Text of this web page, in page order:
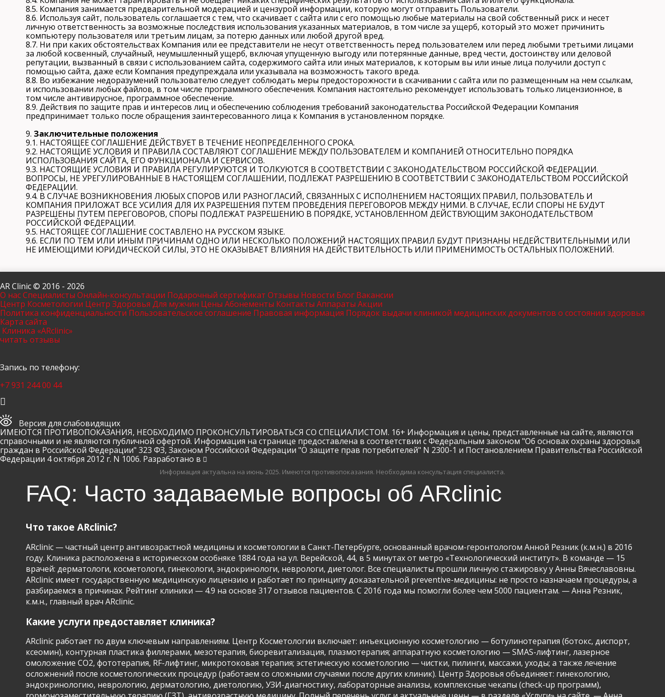
8.5. Компания занимается предварительной модерацией и цензурой информации, которую могут отправить Пользователи.
8.6. Используя сайт, пользователь соглашается с тем, что скачивает с сайта или с его помощью любые материалы на свой собственный риск и несет
личную ответственность за возможные последствия использования указанных материалов, в том числе за ущерб, который это может причинить
компьютеру пользователя или третьим лицам, за потерю данных или любой другой вред.
8.7. Ни при каких обстоятельствах Компания или ее представители не несут ответственность перед пользователем или перед любыми третьими лицами
за любой косвенный, случайный, неумышленный ущерб, включая упущенную выгоду или потерянные данные, вред чести, достоинству или деловой
репутации, вызванный в связи с использованием сайта, содержимого сайта или иных материалов, к которым вы или иные лица получили доступ с
помощью сайта, даже если Компания предупреждала или указывала на возможность такого вреда.
8.8. Во избежание недоразумений пользователю следует соблюдать меры предосторожности в скачивании с сайта или по размещенным на нем ссылкам,
и использовании любых файлов, в том числе программного обеспечения. Компания настоятельно рекомендует использовать только лицензионное, в
том числе антивирусное, программное обеспечение.
8.9. Действия по защите прав и интересов лиц и обеспечению соблюдения требований законодательства Российской Федерации Компания
предпринимает только после обращения заинтересованного лица к Компания в установленном порядке.
9. Заключительные положения
9.1. НАСТОЯЩЕЕ СОГЛАШЕНИЕ ДЕЙСТВУЕТ В ТЕЧЕНИЕ НЕОПРЕДЕЛЕННОГО СРОКА.
9.2. НАСТОЯЩИЕ УСЛОВИЯ И ПРАВИЛА СОСТАВЛЯЮТ СОГЛАШЕНИЕ МЕЖДУ ПОЛЬЗОВАТЕЛЕМ И КОМПАНИЕЙ ОТНОСИТЕЛЬНО ПОРЯДКА
ИСПОЛЬЗОВАНИЯ САЙТА, ЕГО ФУНКЦИОНАЛА И СЕРВИСОВ.
9.3. НАСТОЯЩИЕ УСЛОВИЯ И ПРАВИЛА РЕГУЛИРУЮТСЯ И ТОЛКУЮТСЯ В СООТВЕТСТВИИ С ЗАКОНОДАТЕЛЬСТВОМ РОССИЙСКОЙ ФЕДЕРАЦИИ.
ВОПРОСЫ, НЕ УРЕГУЛИРОВАННЫЕ В НАСТОЯЩЕМ СОГЛАШЕНИИ, ПОДЛЕЖАТ РАЗРЕШЕНИЮ В СООТВЕТСТВИИ С ЗАКОНОДАТЕЛЬСТВОМ РОССИЙСКОЙ
ФЕДЕРАЦИИ.
9.4. В СЛУЧАЕ ВОЗНИКНОВЕНИЯ ЛЮБЫХ СПОРОВ ИЛИ РАЗНОГЛАСИЙ, СВЯЗАННЫХ С ИСПОЛНЕНИЕМ НАСТОЯЩИХ ПРАВИЛ, ПОЛЬЗОВАТЕЛЬ И
КОМПАНИЯ ПРИЛОЖАТ ВСЕ УСИЛИЯ ДЛЯ ИХ РАЗРЕШЕНИЯ ПУТЕМ ПРОВЕДЕНИЯ ПЕРЕГОВОРОВ МЕЖДУ НИМИ. В СЛУЧАЕ, ЕСЛИ СПОРЫ НЕ БУДУТ
РАЗРЕШЕНЫ ПУТЕМ ПЕРЕГОВОРОВ, СПОРЫ ПОДЛЕЖАТ РАЗРЕШЕНИЮ В ПОРЯДКЕ, УСТАНОВЛЕННОМ ДЕЙСТВУЮЩИМ ЗАКОНОДАТЕЛЬСТВОМ
РОССИЙСКОЙ ФЕДЕРАЦИИ.
9.5. НАСТОЯЩЕЕ СОГЛАШЕНИЕ СОСТАВЛЕНО НА РУССКОМ ЯЗЫКЕ.
9.6. ЕСЛИ ПО ТЕМ ИЛИ ИНЫМ ПРИЧИНАМ ОДНО ИЛИ НЕСКОЛЬКО ПОЛОЖЕНИЙ НАСТОЯЩИХ ПРАВИЛ БУДУТ ПРИЗНАНЫ НЕДЕЙСТВИТЕЛЬНЫМИ ИЛИ
НЕ ИМЕЮЩИМИ ЮРИДИЧЕСКОЙ СИЛЫ, ЭТО НЕ ОКАЗЫВАЕТ ВЛИЯНИЯ НА ДЕЙСТВИТЕЛЬНОСТЬ ИЛИ ПРИМЕНИМОСТЬ ОСТАЛЬНЫХ ПОЛОЖЕНИЙ.
AR Clinic © 2016 - 2026
О насСпециалисты Онлайн-консультации Подарочный сертификат Отзывы Новости Блог Вакансии
Центр Косметологии Центр Здоровья Для мужчин Цены Абонементы Контакты Аппараты Акции
Политика конфиденциальности Пользовательское соглашение Правовая информация Порядок выдачи клиникой медицинских документов о состоянии здоровья
Карта сайта
Клиника «ARclinic»
читать отзывы
Запись по телефону:
+7 931 244 00 44
Версия для слабовидящих
ИМЕЮТСЯ ПРОТИВОПОКАЗАНИЯ, НЕОБХОДИМО ПРОКОНСУЛЬТИРОВАТЬСЯ СО СПЕЦИАЛИСТОМ. 16+ Информация и цены, представленные на сайте, являются
справочными и не являются публичной офертой. Информация на странице предоставлена в соответствии с Федеральным законом "Об основах охраны здоровья
граждан в Российской Федерации" 323 ФЗ, Законом Российской Федерации "О защите прав потребителей" N 2300-1 и Постановлением Правительства Российской
Федерации 4 октября 2012 г. N 1006. Разработано в
Информация актуальна на июнь 2025. Имеются противопоказания. Необходима консультация специалиста.
FAQ: Часто задаваемые вопросы об ARclinic
Что такое ARclinic?
ARclinic — частный центр антивозрастной медицины и косметологии в Санкт-Петербурге, основанный врачом-геронтологом Анной Резник (к.м.н.) в 2016
году. Клиника расположена в историческом особняке 1884 года на ул. Верейской, 44, в 5 минутах от метро «Технологический институт». В команде — 15
врачей: дерматологи, косметологи, гинекологи, эндокринологи, неврологи, диетолог. Все специалисты прошли личную стажировку у Анны Вячеславовны.
ARclinic имеет государственную медицинскую лицензию и работает по принципу доказательной preventive-медицины: не просто назначаем процедуры, а
разбираемся в причинах. Рейтинг клиники — 4.9 на основе 317 отзывов пациентов. С 2016 года мы помогли более чем 5000 пациентам. — Анна Резник,
к.м.н., главный врач ARclinic.
Какие услуги предоставляет клиника?
ARclinic работает по двум ключевым направлениям. Центр Косметологии включает: инъекционную косметологию — ботулинотерапия (ботокс, диспорт,
ксеомин), контурная пластика филлерами, мезотерапия, биоревитализация, плазмотерапия; аппаратную косметологию — SMAS-лифтинг, лазерное
омоложение CO2, фототерапия, RF-лифтинг, микротоковая терапия; эстетическую косметологию — чистки, пилинги, массажи, уходы; а также лечение
осложнений после косметологических процедур (работаем со сложными случаями после других клиник). Центр Здоровья объединяет: гинекологию,
эндокринологию, неврологию, дерматологию, диетологию, УЗИ-диагностику, лабораторные анализы, комплексные чекапы (check-up программ),
Контактный телефон
РЇ РґР°СЋ СЃРѕРіР»Р°СЃРёРµ РЅР°
РїРµСЂСЃРѕРЅР°Р»СЊРЅС‹С… РґР°РЅРЅС‹С…
info@arclinic.ru
arclinic@mail.ru